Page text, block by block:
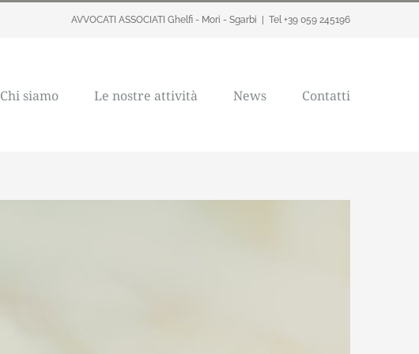
AVVOCATI ASSOCIATI Ghelfi - Mori - Sgarbi Tel +39 059 245196
Chi siamo Le nostre attività News Contatti